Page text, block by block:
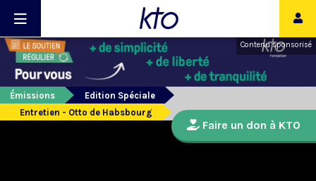
Contenu sponsorisé
Émissions
Edition Spéciale
Entretien - Otto de Habsbourg
Faire un don à KTO